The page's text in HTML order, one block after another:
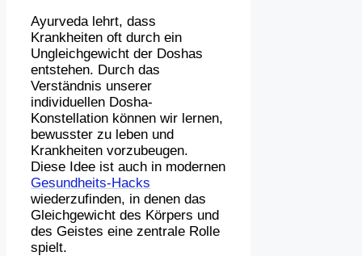
Ayurveda lehrt, dass
Krankheiten oft durch ein
Ungleichgewicht der Doshas
entstehen. Durch das
Verständnis unserer
individuellen Dosha-
Konstellation können wir lernen,
bewusster zu leben und
Krankheiten vorzubeugen.
Diese Idee ist auch in modernen
Gesundheits-Hacks
wiederzufinden, in denen das
Gleichgewicht des Körpers und
des Geistes eine zentrale Rolle
spielt.